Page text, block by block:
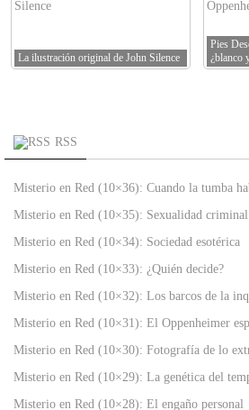
La ilustración original de John Silence
Pies
¿blanco
RSS
Misterio en Red (10×36): Cuando la tumba
Misterio en Red (10×35): Sexualidad criminal
Misterio en Red (10×34): Sociedad esotérica
Misterio en Red (10×33): ¿Quién decide?
Misterio en Red (10×32): Los barcos de la
Misterio en Red (10×31): El Oppenheimer
Misterio en Red (10×30): Fotografía de lo
Misterio en Red (10×29): La genética del
Misterio en Red (10×28): El engaño personal